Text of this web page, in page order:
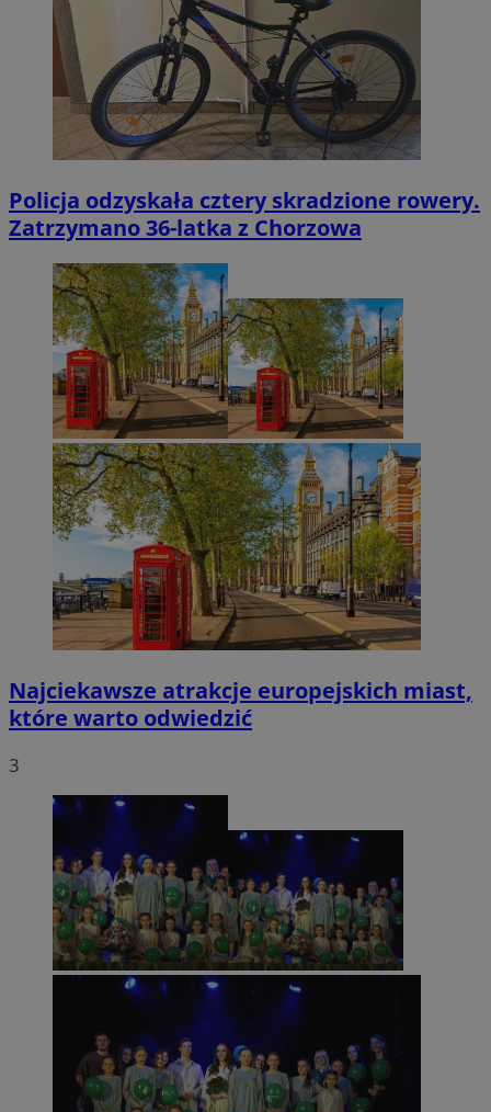
Policja odzyskała cztery skradzione rowery.
Zatrzymano 36-latka z Chorzowa
Najciekawsze atrakcje europejskich miast,
które warto odwiedzić
3